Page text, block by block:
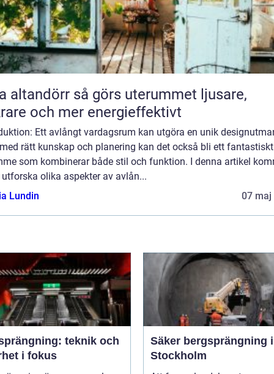
så görs uterummet ljusare,
och mer energieffektivt
Ett avlångt vardagsrum kan utgöra en unik
rätt kunskap och planering kan det också bli ett fantastiskt
som kombinerar både stil och funktion. I denna artikel
olika aspekter av avlån...
Lundin
07 maj
teknik och
i fokus
Säker bergsprängning i
Stockholm